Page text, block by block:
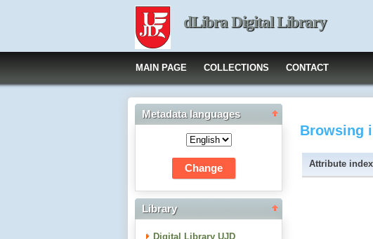
dLibra Digital Library
MAIN PAGE COLLECTIONS CONTACT
Metadata languages
Library
Digital Library UJD
Browsing
Attribute